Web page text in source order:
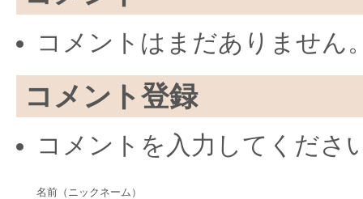
コメントはまだありません
コメント登録
コメントを入力してくださ
名前（ニックネーム）